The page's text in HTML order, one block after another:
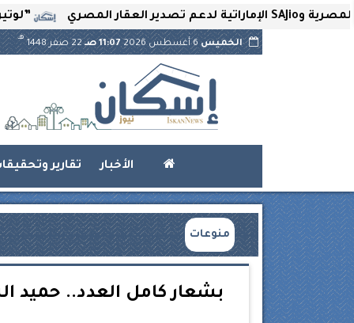
”لوتير”
الخميس6 أغسطس 2026 11:07 صـ 22 صفر 1448
هـ
الأخبار تقارير
منوعات
بشعار كامل العدد..